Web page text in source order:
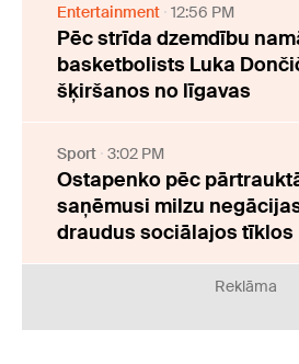
Entertainment 12:56 PM
Pēc strīda dzemdību
basketbolists Luka
šķiršanos no līgavas
Sport 3:02 PM
Ostapenko pēc
saņēmusi milzu
draudus sociālajos tīklos
Reklāma